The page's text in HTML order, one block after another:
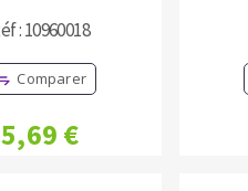
: 10960018
Comparer
5,69 €